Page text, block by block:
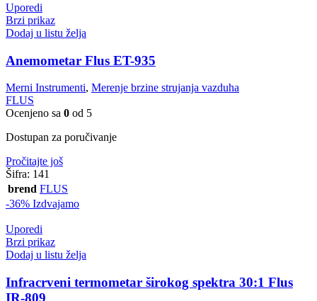
Uporedi
Brzi prikaz
Dodaj u listu želja
Anemometar Flus ET-935
Merni Instrumenti, Merenje brzine strujanja vazduha
FLUS
Ocenjeno sa 0 od 5
Dostupan za poručivanje
Pročitajte još
Šifra: 141
brend FLUS
-36% Izdvajamo
Uporedi
Brzi prikaz
Dodaj u listu želja
Infracrveni termometar širokog spektra 30:1 Flus
IR-809